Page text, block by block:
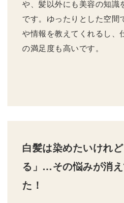
や、髪以外にも美容の知識
です。ゆったりとした空間
や情報を教えてくれるし、
の満足度も高いです。
白髪は染めたいけれ
る」…その悩みが消
た！